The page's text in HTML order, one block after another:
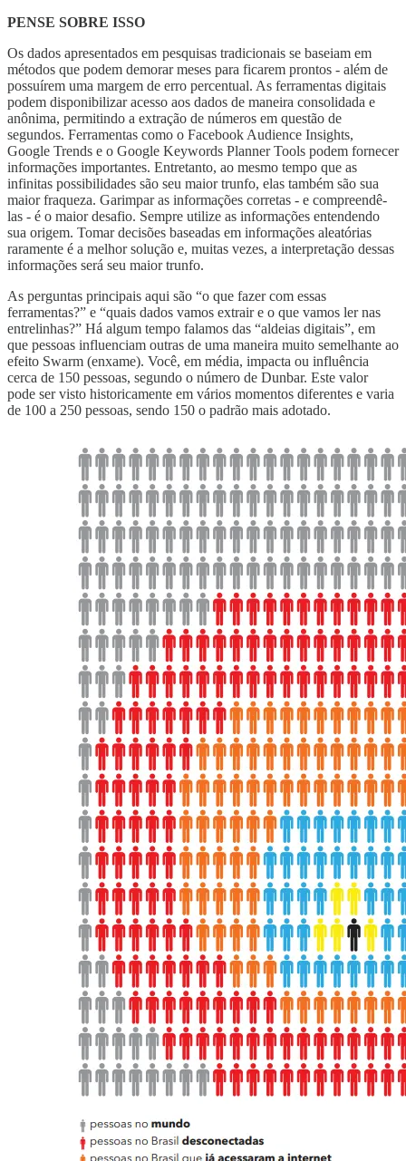
PENSE SOBRE ISSO
Os dados apresentados em pesquisas tradicionais se baseiam em
métodos que podem demorar meses para ficarem prontos - além de
possuírem uma margem de erro percentual. As ferramentas digitais
podem disponibilizar acesso aos dados de maneira consolidada e
anônima, permitindo a extração de números em questão de
segundos. Ferramentas como o Facebook Audience Insights,
Google Trends e o Google Keywords Planner Tools podem fornecer
informações importantes. Entretanto, ao mesmo tempo que as
infinitas possibilidades são seu maior trunfo, elas também são sua
maior fraqueza. Garimpar as informações corretas - e compreendê-
las - é o maior desafio. Sempre utilize as informações entendendo
sua origem. Tomar decisões baseadas em informações aleatórias
raramente é a melhor solução e, muitas vezes, a interpretação dessas
informações será seu maior trunfo.
As perguntas principais aqui são “o que fazer com essas
ferramentas?” e “quais dados vamos extrair e o que vamos ler nas
entrelinhas?” Há algum tempo falamos das “aldeias digitais”, em
que pessoas influenciam outras de uma maneira muito semelhante ao
efeito Swarm (enxame). Você, em média, impacta ou influência
cerca de 150 pessoas, segundo o número de Dunbar. Este valor
pode ser visto historicamente em vários momentos diferentes e varia
de 100 a 250 pessoas, sendo 150 o padrão mais adotado.